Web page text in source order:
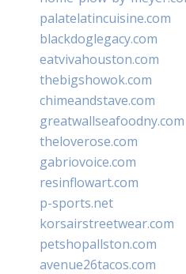
palatelatincuisine.com
blackdoglegacy.com
eatvivahouston.com
thebigshowok.com
chimeandstave.com
greatwallseafoodny.com
theloverose.com
gabriovoice.com
resinflowart.com
p-sports.net
korsairstreetwear.com
petshopallston.com
avenue26tacos.com